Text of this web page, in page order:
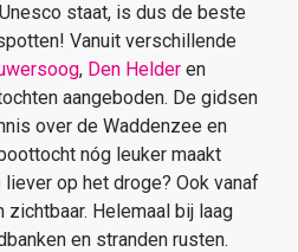
staat, is dus de beste
Vanuit verschillende
, Den Helder en
aangeboden. De gidsen
over de Waddenzee en
nóg leuker maakt
op het droge? Ook vanaf
Helemaal bij laag
en stranden rusten.